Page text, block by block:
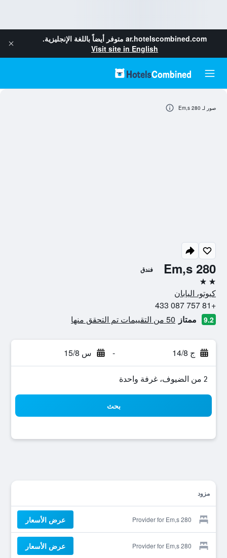
ar.hotelscombined.com متوفر أيضاً باللغة الإنجليزية.
Visit site in English
Em,s 280 فندق
2 نجمتين
كيوتو، اليابان
+81 757 087 433
9.2 ممتاز 50 من التقييمات تم التحقق منها
ج 14/8 - س 15/8
2 من الضيوف، غرفة واحدة
بحث
مزود
Provider for Em,s 280 عرض الأسعار
Provider for Em,s 280 عرض الأسعار
صور لـ Em,s 280